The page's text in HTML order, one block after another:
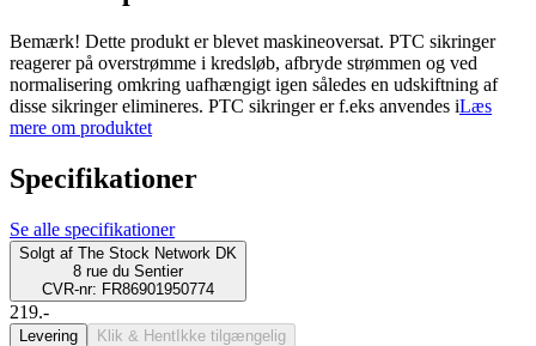
Bemærk! Dette produkt er blevet maskineoversat. PTC sikringer
reagerer på overstrømme i kredsløb, afbryde strømmen og ved
normalisering omkring uafhængigt igen således en udskiftning af
disse sikringer elimineres. PTC sikringer er f.eks anvendes iLæs
mere om produktet
Specifikationer
Se alle specifikationer
Solgt af The Stock Network DK
8 rue du Sentier
CVR-nr: FR86901950774
219.-
Levering Klik & Hent Ikke tilgængelig